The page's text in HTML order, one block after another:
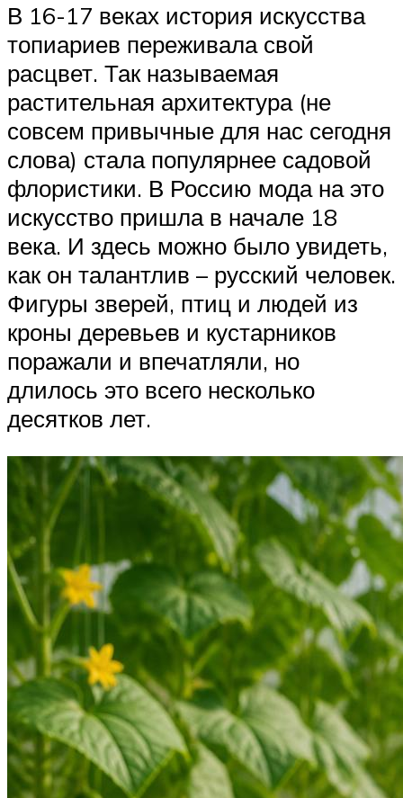
В 16-17 веках история искусства
топиариев переживала свой
расцвет. Так называемая
растительная архитектура (не
совсем привычные для нас сегодня
слова) стала популярнее садовой
флористики. В Россию мода на это
искусство пришла в начале 18
века. И здесь можно было увидеть,
как он талантлив – русский человек.
Фигуры зверей, птиц и людей из
кроны деревьев и кустарников
поражали и впечатляли, но
длилось это всего несколько
десятков лет.